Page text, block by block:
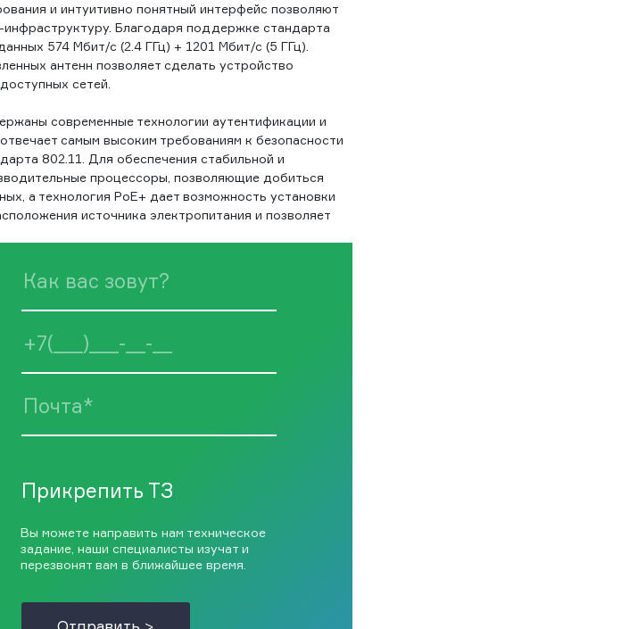
и интуитивно понятный интерфейс позволяют
Благодаря поддержке стандарта
574 Мбит/с (2.4 ГГц) + 1201 Мбит/с (5 ГГц).
антенн позволяет сделать устройство
сетей.
современные технологии аутентификации и
самым высоким требованиям к безопасности
802.11. Для обеспечения стабильной и
процессоры, позволяющие добиться
а технология PoE+ дает возможность установки
источника электропитания и позволяет
Прикрепить ТЗ
Вы можете направить нам техническое
задание, наши специалисты изучат и
перезвонят вам в ближайшее время.